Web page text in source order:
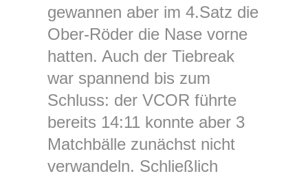
gewannen aber im 4.Satz die
Ober‑Röder die Nase vorne
hatten. Auch der Tiebreak
war spannend bis zum
Schluss: der VCOR führte
bereits 14:11 konnte aber 3
Matchbälle zunächst nicht
verwandeln. Schließlich